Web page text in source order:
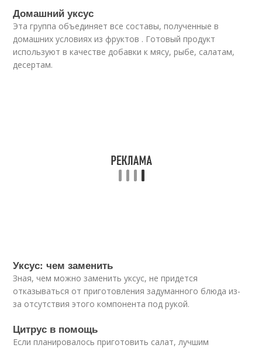
Домашний уксус
Эта группа объединяет все составы, полученные в
домашних условиях из фруктов . Готовый продукт
используют в качестве добавки к мясу, рыбе, салатам,
десертам.
Уксус: чем заменить
Зная, чем можно заменить уксус, не придется
отказываться от приготовления задуманного блюда из-
за отсутствия этого компонента под рукой.
Цитрус в помощь
Если планировалось приготовить салат, лучшим